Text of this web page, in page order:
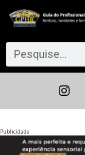
Publicidade